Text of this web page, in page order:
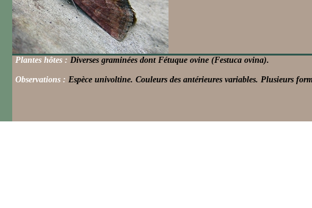
Plantes hôtes : Diverses graminées dont Fétuque ovine (Festuca ovina).
Observations : Espèce univoltine. Couleurs des antérieures variables. Plusieurs